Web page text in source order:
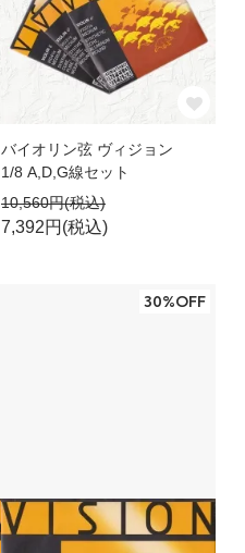
バイオリン弦 ヴィジョン
1/8 A,D,G線セット
10,560円(税込)
7,392円(税込)
30%OFF